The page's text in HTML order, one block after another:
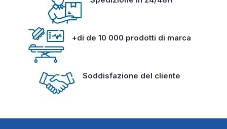
+di de 10 000 prodotti di marca
Soddisfazione del cliente